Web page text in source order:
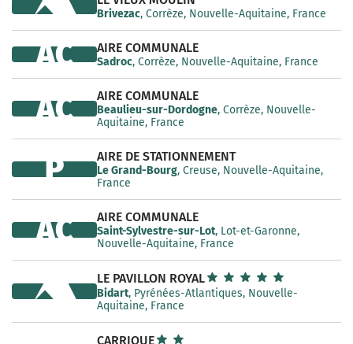
Brivezac, Corrèze, Nouvelle-Aquitaine, France
AIRE COMMUNALE
Sadroc, Corrèze, Nouvelle-Aquitaine, France
AC
AIRE COMMUNALE
Beaulieu-sur-Dordogne, Corrèze, Nouvelle-
Aquitaine, France
AC
AIRE DE STATIONNEMENT
Le Grand-Bourg, Creuse, Nouvelle-Aquitaine,
France
P
AIRE COMMUNALE
Saint-Sylvestre-sur-Lot, Lot-et-Garonne,
Nouvelle-Aquitaine, France
AC
LE PAVILLON ROYAL
Bidart, Pyrénées-Atlantiques, Nouvelle-
Aquitaine, France
CARRIQUE